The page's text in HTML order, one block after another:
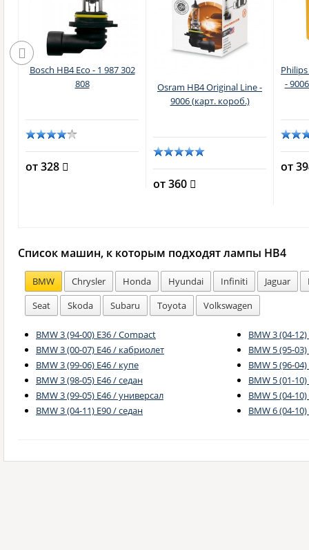
Bosch HB4 Eco - 1 987 302
808
от 328
Osram HB4 Original Line -
9006 (карт. короб.)
от 360
-
от
Список машин, к которым подходят лампы HB4
BMW Chrysler Honda Hyundai Infiniti Jaguar
Seat
Skoda Subaru Toyota Volkswagen
BMW 3 (94-00) E36 / Compact
BMW 3 (00-07) E46 / кабриолет
BMW 3 (99-06) E46 / купе
BMW 3 (98-05) E46 / седан
BMW 3 (99-05) E46 / универсал
BMW 3 (04-11) E90 / седан
BMW 3 (04-
BMW 5 (95-
BMW 5 (96-
BMW 5 (01-
BMW 5 (04-
BMW 6 (04-